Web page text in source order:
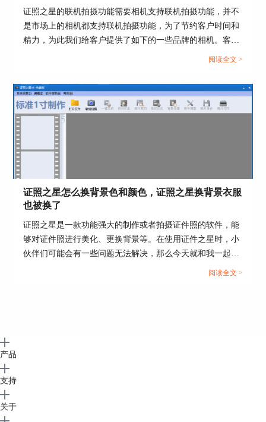
以上就是背景颜色的更换步骤，到这就全部结束
了，只需点击“图片保存”既完成了此次操作的全部
流程。
证照之星对于证件照编辑是值得肯定的。此篇文章
换流程也亦如此。想必大家看了小编的这番操作流
程后对证照之星背景颜色的更换已有了大致的了
解，大家若想了解更多，欢迎访问证照之星的中文
网站。
作者：拾柒
证照之星的联机拍摄功能需要相机支持联机拍摄功能，并不
是市场上的相机都支持联机拍摄功能，为了节约客户时间和
精力，为此我们给客户提供了如下的一些品牌的相机。客户
可以考虑下面提供的一下相机型号，更多的相机型号也可以
阅读全文 >
证照之星怎么换背景色和颜色，证照之星换背景衣服
也被换了
证照之星是一款功能强大的制作或者拍摄证件照的软件，能
够对证件照进行美化、更换背景等。在使用证件之星时，小
伙伴们可能会有一些问题无法解决，那么今天就和我一起来
学习证照之星怎么换背景色和颜色，证照之星换背景衣服也
阅读全文 >
产品
支持
关于